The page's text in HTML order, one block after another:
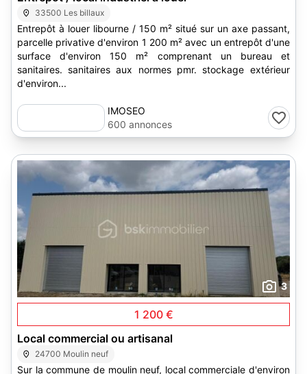
33500 Les billaux
Entrepôt à louer libourne / 150 m² situé sur un axe passant,
parcelle privative d'environ 1 200 m² avec un entrepôt d'une
surface d'environ 150 m² comprenant un bureau et
sanitaires. sanitaires aux normes pmr. stockage extérieur
d'environ...
IMOSEO
600 annonces
3
1 200 €
Local commercial ou artisanal
24700 Moulin neuf
Sur la commune de moulin neuf, local commerciale d'environ